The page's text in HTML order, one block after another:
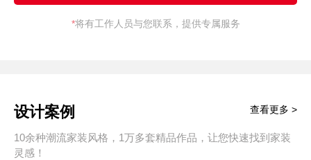
*将有工作人员与您联系，提供专属服务
设计案例
10余种潮流家装风格，1万多套精品作品，让您快速找到家装
灵感！
查看更多 >